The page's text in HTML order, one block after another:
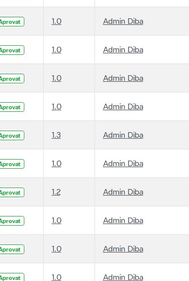
1.0 Admin Diba
1.0 Admin Diba
1.0 Admin Diba
1.0 Admin Diba
1.3 Admin Diba
1.0 Admin Diba
1.2 Admin Diba
1.0 Admin Diba
1.0 Admin Diba
1.0 Admin Diba